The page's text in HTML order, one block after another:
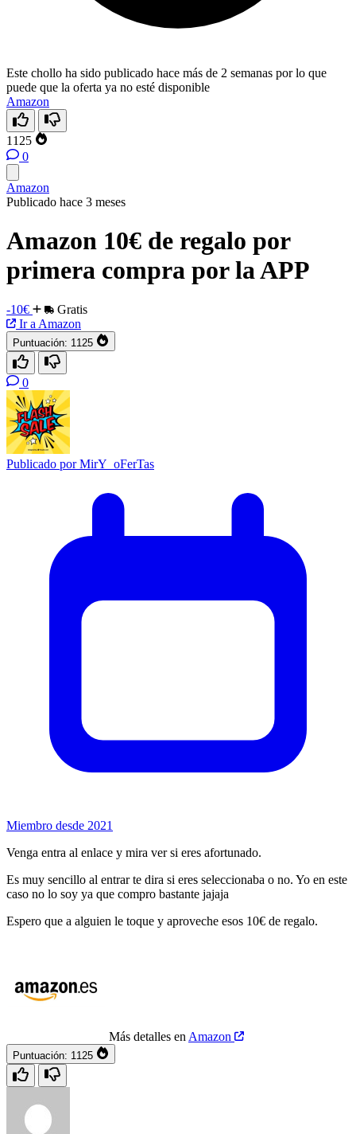
Este chollo ha sido publicado hace más de 2 semanas por lo que
puede que la oferta ya no esté disponible
Amazon
1125
0
Amazon
Publicado hace 3 meses
Amazon 10€ de regalo por
primera compra por la APP
-10€
Gratis
Ir a Amazon
Puntuación: 1125
0
Publicado porMirY_oFerTas
Miembro desde 2021
Venga entra al enlace y mira ver si eres afortunado.
Es muy sencillo al entrar te dira si eres seleccionaba o no. Yo en este
caso no lo soy ya que compro bastante jajaja
Espero que a alguien le toque y aproveche esos 10€ de regalo.
Más detalles en Amazon
Puntuación: 1125